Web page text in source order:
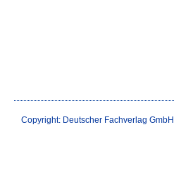
Copyright: Deutscher Fachverlag GmbH